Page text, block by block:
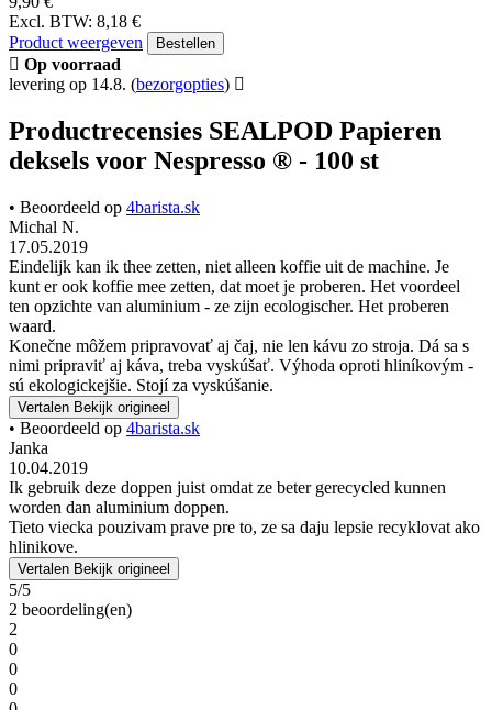
RecensiesSEALPOD Papieren
deksels voor Nespresso ® - 100
st
Op zoek naar SEALPOD Papieren deksels voor Nespresso ® - 100
st productrecensies?
Tot nu toe heeft dit product een beoordeling gekregen van 5 van de
5 sterren door 2 gebruikers. Hieronder vindt u recensies en
ervaringen van echte gebruikers van de SEALPOD Papieren
deksels voor Nespresso ® - 100 st.
9,90 €
Excl. BTW: 8,18 €
Product weergeven
Bestellen
Op voorraad
levering op 14.8.(bezorgopties
Productrecensies SEALPOD Papieren
deksels voor Nespresso ® - 100 st
• Beoordeeld op4barista.sk
Michal N.
17.05.2019
Eindelijk kan ik thee zetten, niet alleen koffie uit de machine. Je
kunt er ook koffie mee zetten, dat moet je proberen. Het voordeel
ten opzichte van aluminium - ze zijn ecologischer. Het proberen
waard.
Konečne môžem pripravovať aj čaj, nie len kávu zo stroja. Dá sa s
nimi pripraviť aj káva, treba vyskúšať. Výhoda oproti hliníkovým -
sú ekologickejšie. Stojí za vyskúšanie.